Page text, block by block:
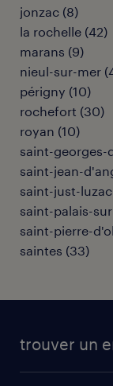
jonzac (8)
la rochelle (42)
marans (9)
nieul-sur-mer (
périgny (10)
rochefort (30)
royan (10)
saint-georges-
saint-jean-
saint-just-luzac
saint-palais-
saint-pierre-
saintes (33)
trouver un